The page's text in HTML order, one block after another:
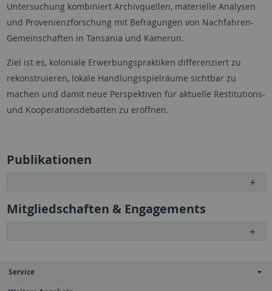
Untersuchung kombiniert Archivquellen, materielle Analysen
und Provenienzforschung mit Befragungen von Nachfahren-
Gemeinschaften in Tansania und Kamerun.
Ziel ist es, koloniale Erwerbungspraktiken differenziert zu
rekonstruieren, lokale Handlungsspielräume sichtbar zu
machen und damit neue Perspektiven für aktuelle Restitutions-
und Kooperationsdebatten zu eröffnen.
Publikationen
Mitgliedschaften & Engagements
Service